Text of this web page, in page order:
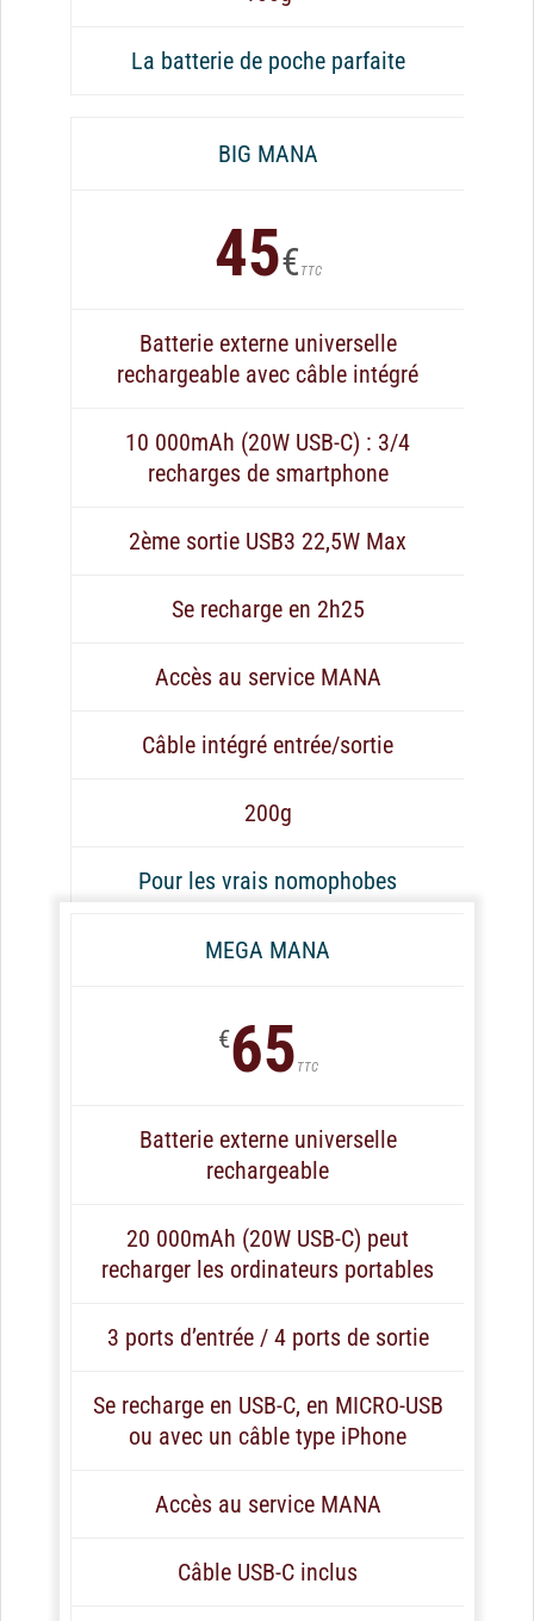
La batterie de poche parfaite
BIG MANA
45€ TTC
Batterie externe universelle
rechargeable avec câble intégré
10 000mAh (20W USB-C) : 3/4
recharges de smartphone
2ème sortie USB3 22,5W Max
Se recharge en 2h25
Accès au service MANA
Câble intégré entrée/sortie
200g
Pour les vrais nomophobes
MEGA MANA
€65 TTC
Batterie externe universelle
rechargeable
20 000mAh (20W USB-C) peut
recharger les ordinateurs portables
3 ports d’entrée / 4 ports de sortie
Se recharge en USB-C, en MICRO-USB
ou avec un câble type iPhone
Accès au service MANA
Câble USB-C inclus